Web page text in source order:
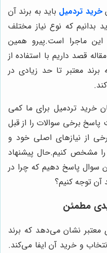
خرید تردمیل باید به برند آن
بدانیم که نوع نیاز مختلف
این ماجرا است.پیرو همین
قصد داریم با استفاده از
برند معتبر تا حد زیادی در
خرید تردمیل برای ما کمی
پاسخ برخی سوالات را از قبل
از نیازهای اصلی خود و
مشخص کنیم.حال پیشنهاد
سوال پاسخ دهیم که چرا در
آن توجه کنیم؟
مطمئن
نشان می‌دهد که برند
و خرید آن ایفا می‌کند.